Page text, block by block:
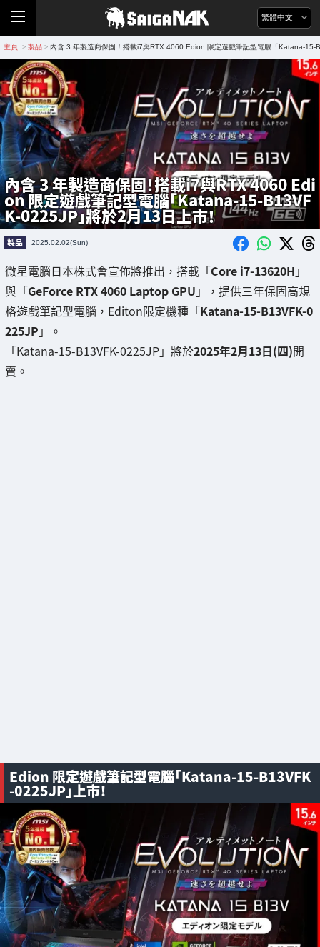
繁體中文
主頁 > 製品 > 內含 3 年製造商保固！搭載i7與RTX 4060 Edion 限定遊戲筆記型電腦「Katana-
內含 3 年製造商保固！搭載i7與RTX 4060 Edi
on 限定遊戲筆記型電腦「Katana-15-B13VF
K-0225JP」將於2月13日上市！
製品 2025.02.02(Sun)
微星電腦日本株式會宣佈將推出，搭載「Core i7-13620H 」
與「GeForce RTX 4060 Laptop GPU 」，提供三年保固高規
格遊戲筆記型電腦，Editon限定機種「Katana-15-B13VFK-0
225JP 」。
「Katana-15-B13VFK-0225JP」將於2025年2月13日(四)開
賣。
Edion 限定遊戲筆記型電腦「Katana-15-B13VFK
-0225JP」上市！